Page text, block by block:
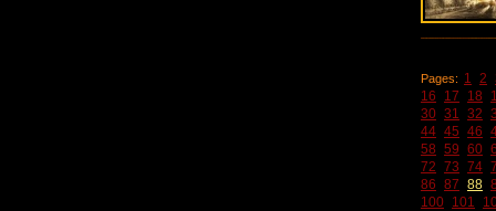
Pages: 1 2
16
17 18
30 31 32
44 45 46
58 59 60
72 73 74
86 87 88
100 101